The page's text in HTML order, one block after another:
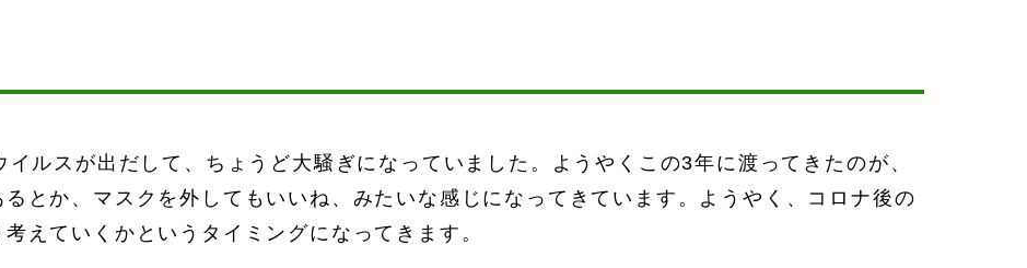
ルスが出だして、ちょうど大騒ぎになっていました。ようやくこの3年に渡ってきたのが、
とか、マスクを外してもいいね、みたいな感じになってきています。ようやく、コロナ後の
えていくかというタイミングになってきます。